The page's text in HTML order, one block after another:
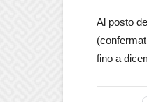
Al posto
fino a